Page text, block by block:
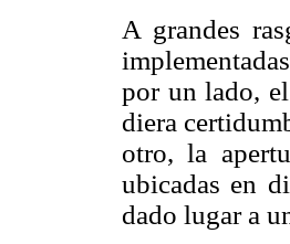
A grandes
por un lado,
diera
otro, la
ubicadas en
dado lugar a